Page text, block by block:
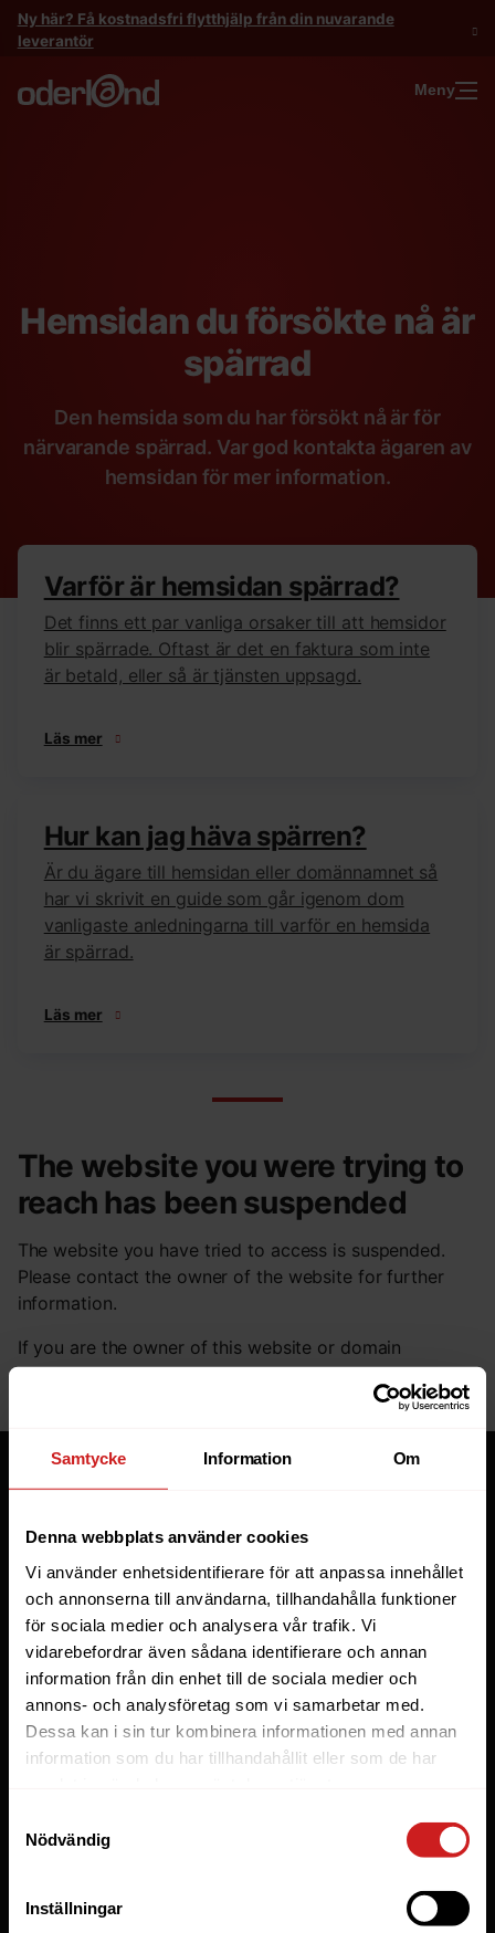
Samtycke Information Om
Denna webbplats använder cookies
Vi använder enhetsidentifierare för att anpassa innehållet
och annonserna till användarna, tillhandahålla funktioner
för sociala medier och analysera vår trafik. Vi
vidarebefordrar även sådana identifierare och annan
information från din enhet till de sociala medier och
annons- och analysföretag som vi samarbetar med.
Dessa kan i sin tur kombinera informationen med annan
information som du har tillhandahållit eller som de har
Nödvändig
Inställningar
GåNy här? Få kostnadsfri flytthjälp från din nuvarande
leverantör
Meny
Hemsidan du försökte nå är
spärrad
Den hemsida som du har försökt nå är för
närvarande spärrad. Var god kontakta ägaren av
hemsidan för mer information.
Varför är hemsidan spärrad?
Det finns ett par vanliga orsaker till att hemsidor
blir spärrade. Oftast är det en faktura som inte
är betald, eller så är tjänsten uppsagd.
Läs mer
Hur kan jag häva spärren?
Är du ägare till hemsidan eller domännamnet så
har vi skrivit en guide som går igenom dom
vanligaste anledningarna till varför en hemsida
är spärrad.
Läs mer
The website you were trying to
reach has been suspended
The website you have tried to access is suspended.
Please contact the owner of the website for further
information.
If you are the owner of this website or domain
pleaseread this FAQthat goes through the most
common reasons for a website to be suspended.
Managed Server
Cloud
Microsoft 365 Business
Fler tjänster
Lösningar
E-handel
Managed WordPress